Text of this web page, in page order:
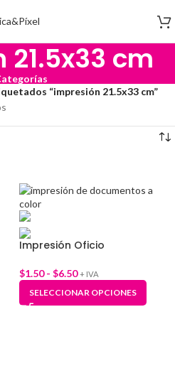
cm
“impresión 21.5x33 cm”
Impresión Oficio
$1.50 - $6.50 + IVA
SELECCIONAR OPCIONES